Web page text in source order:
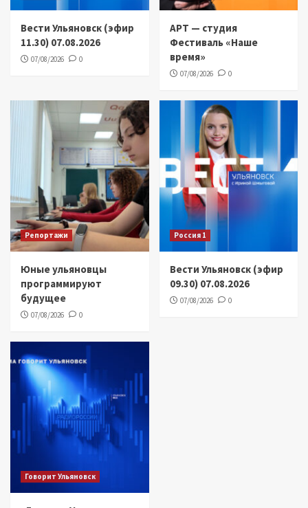
Вести Ульяновск (эфир
11.30) 07.08.2026
07/08/2026 0
АРТ — студия
Фестиваль «Наше
время»
07/08/2026 0
Репортажи
Юные ульяновцы
программируют
будущее
07/08/2026 0
Россия 1
Вести Ульяновск (эфир
09.30) 07.08.2026
07/08/2026 0
Говорит Ульяновск